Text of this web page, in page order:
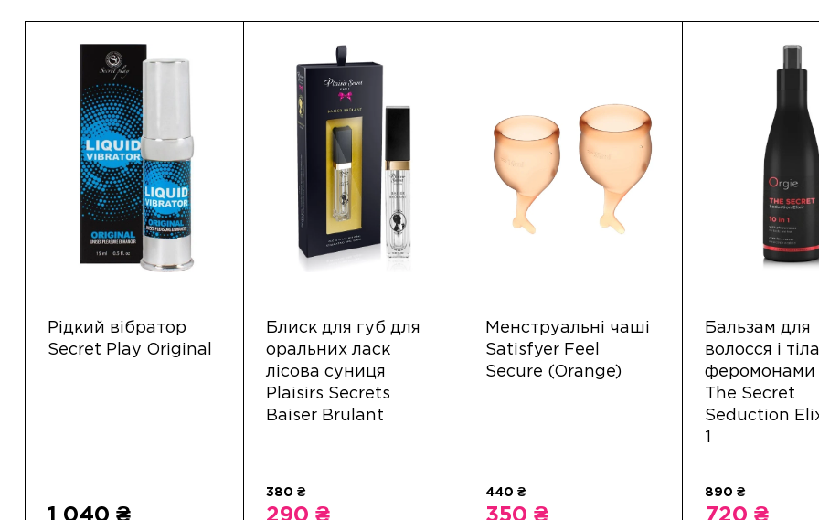
Рідкий вібратор
Secret Play Original
1 040 ₴
Блиск для губ для
оральних ласк
лісова суниця
Plaisirs Secrets
Baiser Brulant
290 ₴
Менструальні чаші
Satisfyer Feel
Secure (Orange)
350 ₴
Бальзам для
волосся і
феромонами
The Secret
Seduction
1
720 ₴